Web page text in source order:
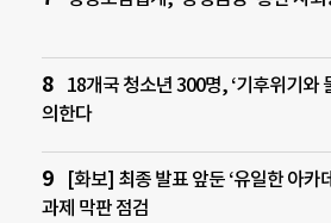
18개국 청소년 300명, ‘기후위기와
의한다
[화보] 최종 발표 앞둔 ‘유일한 아카
과제 막판 점검